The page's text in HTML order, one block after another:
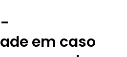
em caso